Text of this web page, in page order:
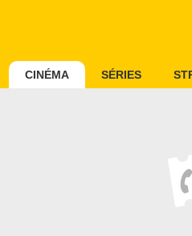
CINÉMA SÉRIES